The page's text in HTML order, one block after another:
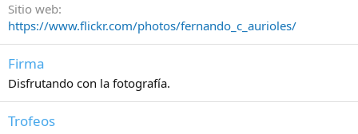
Sitio web
https://www.flickr.com/photos/fernando_c_aurioles/
Firma
Disfrutando con la fotografía.
Trofeos